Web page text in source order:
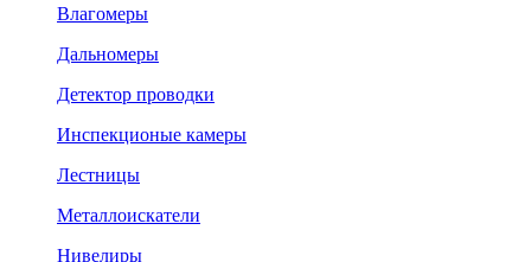
Влагомеры
Дальномеры
Детектор проводки
Инспекционые камеры
Лестницы
Металлоискатели
Нивелиры